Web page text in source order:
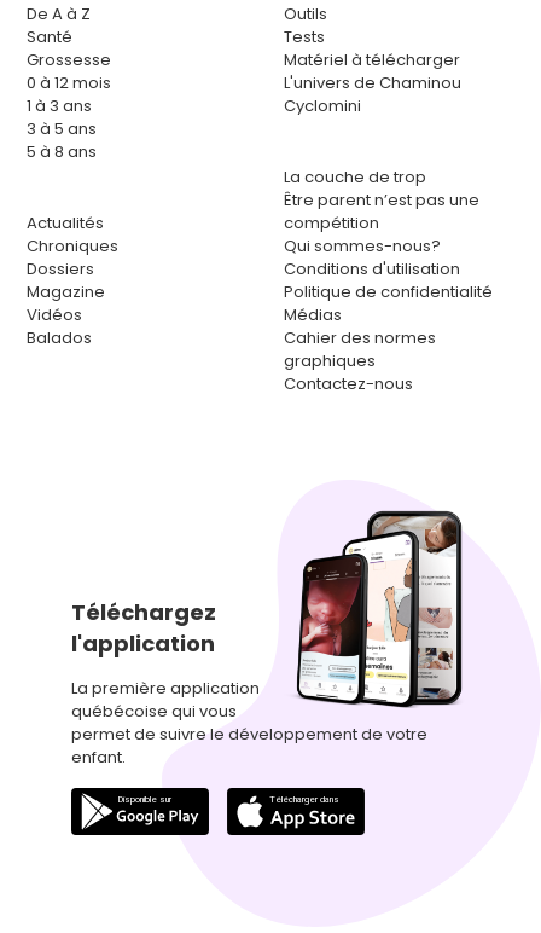
De A à Z
Santé
Grossesse
0 à 12 mois
1 à 3 ans
3 à 5 ans
5 à 8 ans
Actualités
Chroniques
Dossiers
Magazine
Vidéos
Balados
Outils
Tests
Matériel à télécharger
L'univers de Chaminou
Cyclomini
La couche de trop
Être parent n’est pas une
compétition
Qui sommes-nous?
Conditions d'utilisation
Politique de confidentialité
Médias
Cahier des normes
graphiques
Contactez-nous
Téléchargez
l'application
La première application
québécoise qui vous
permet de suivre le développement de votre
enfant.